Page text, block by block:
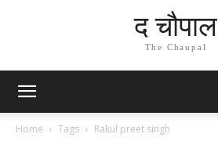
द चौपाल
The Chaupal
Home Tags Rakul preet singh